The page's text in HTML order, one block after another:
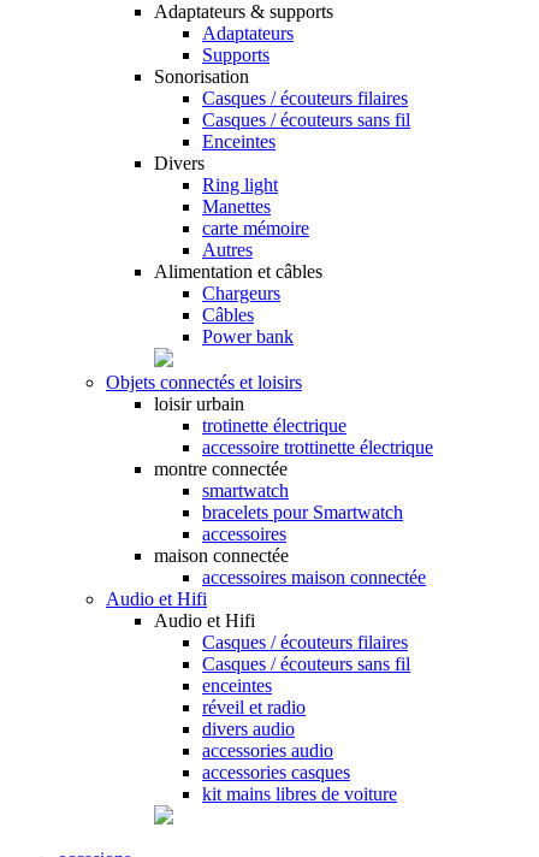
Adaptateurs & supports
Adaptateurs
Supports
Sonorisation
Casques / écouteurs filaires
Casques / écouteurs sans fil
Enceintes
Divers
Ring light
Manettes
carte mémoire
Autres
Alimentation et câbles
Chargeurs
Câbles
Power bank
Objets connectés et loisirs
loisir urbain
trotinette électrique
accessoire trottinette électrique
montre connectée
smartwatch
bracelets pour Smartwatch
accessoires
maison connectée
accessoires maison connectée
Audio et Hifi
Audio et Hifi
Casques / écouteurs filaires
Casques / écouteurs sans fil
enceintes
réveil et radio
divers audio
accessories audio
accessories casques
kit mains libres de voiture